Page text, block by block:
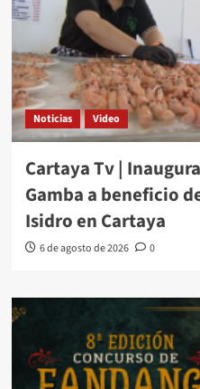
Noticias Video
Cartaya Tv |
Gamba a beneficio
Isidro en Cartaya
6 de agosto de 2026 0